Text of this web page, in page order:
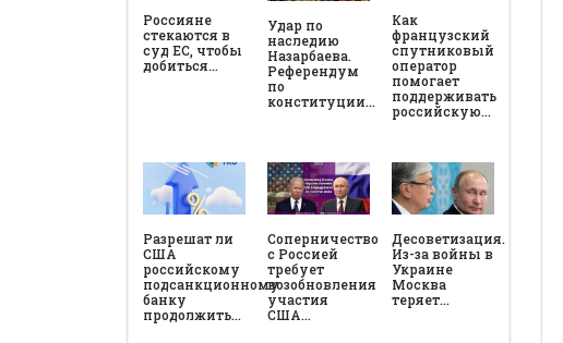
Россияне
стекаются в
суд ЕС, чтобы
добиться…
Удар по
наследию
Назарбаева.
Референдум
по
конституции…
Как
французский
спутниковый
оператор
помогает
поддерживать
российскую…
Разрешат ли
США
российскому
подсанкционному
банку
продолжить…
Соперничество
с Россией
требует
возобновления
участия
США…
Десоветизация.
Из-за войны в
Украине
Москва
теряет…